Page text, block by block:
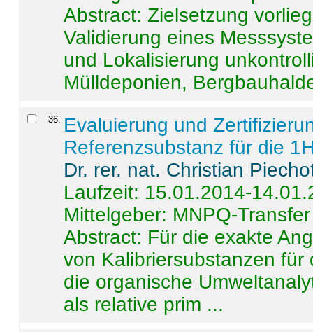
Abstract:Zielsetzung
Validierung eines
und Lokalisierung
Mülldeponien,
36. Evaluierung und
Referenzsubstanz für die
Dr. rer. nat. Christian
Laufzeit: 15.01.2014-
Mittelgeber: MNPQ-Transfer
Abstract: Für die exakte
von Kalibriersubstanzen
die organische
als relative prim ...